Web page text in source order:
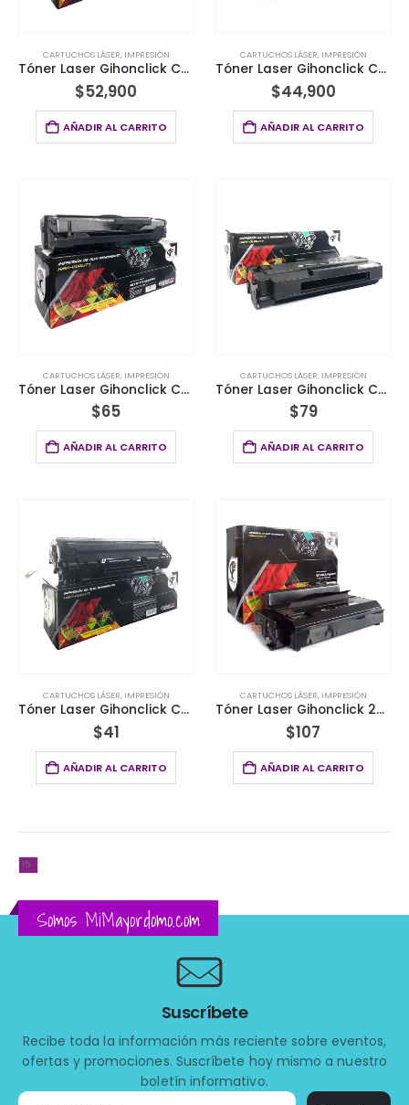
CARTUCHOS LÁSER, IMPRESIÓN
Tóner Laser Gihonclick Compatible HP 285X CB435X /436X / CE278X/ UNIVERSAL
$52,900
AÑADIR AL CARRITO
CARTUCHOS LÁSER, IMPRESIÓN
Tóner Laser Gihonclick Compatible HP CF258A SIN CHIP
$44,900
AÑADIR AL CARRITO
CARTUCHOS LÁSER, IMPRESIÓN
Tóner Laser Gihonclick Compatible Samsung® 111L 1.8k Negro
$65
AÑADIR AL CARRITO
CARTUCHOS LÁSER, IMPRESIÓN
Tóner Laser Gihonclick Compatible Samsung 104S 1.5K Negro
$79
AÑADIR AL CARRITO
CARTUCHOS LÁSER, IMPRESIÓN
Tóner Laser Gihonclick Compatible HP 285A 35a 36a 78a 2k Negro
$41
AÑADIR AL CARRITO
CARTUCHOS LÁSER, IMPRESIÓN
Tóner Laser Gihonclick 203L Compatible Samsung® M3320ND Negro
$107
AÑADIR AL CARRITO
Somos MiMayordomo.com
Suscríbete
Recibe toda la información más reciente sobre eventos,
ofertas y promociones. Suscríbete hoy mismo a nuestro
boletín informativo.